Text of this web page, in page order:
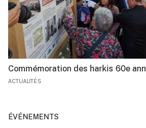
Commémoration des harkis 60e
ACTUALITÉS
ÉVÉNEMENTS